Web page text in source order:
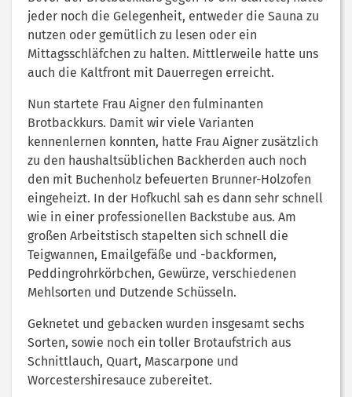
jeder noch die Gelegenheit, entweder die Sauna zu
nutzen oder gemütlich zu lesen oder ein
Mittagsschläfchen zu halten. Mittlerweile hatte uns
auch die Kaltfront mit Dauerregen erreicht.
Nun startete Frau Aigner den fulminanten
Brotbackkurs. Damit wir viele Varianten
kennenlernen konnten, hatte Frau Aigner zusätzlich
zu den haushaltsüblichen Backherden auch noch
den mit Buchenholz befeuerten Brunner-Holzofen
eingeheizt. In der Hofkuchl sah es dann sehr schnell
wie in einer professionellen Backstube aus. Am
großen Arbeitstisch stapelten sich schnell die
Teigwannen, Emailgefäße und -backformen,
Peddingrohrkörbchen, Gewürze, verschiedenen
Mehlsorten und Dutzende Schüsseln.
Geknetet und gebacken wurden insgesamt sechs
Sorten, sowie noch ein toller Brotaufstrich aus
Schnittlauch, Quart, Mascarpone und
Worcestershiresauce zubereitet.